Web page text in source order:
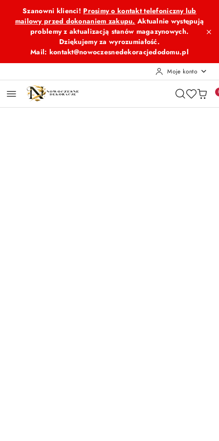
Przejdź do treści głównej
Przejdź do wyszukiwarki
Przejdź do moje konto
Przejdź do menu głównego
Przejdź do opisu produktu
Przejdź do stopki
Szanowni klienci! Prosimy o kontakt telefoniczny lub
mailowy przed dokonaniem zakupu. Aktualnie występują
problemy z aktualizacją stanów magazynowych.
Dziękujemy za wyrozumiałość.
Mail: kontakt@nowoczesnedekoracjedodomu.pl
Moje konto